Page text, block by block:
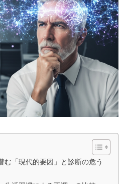
む「現代的要因」と診断の危う